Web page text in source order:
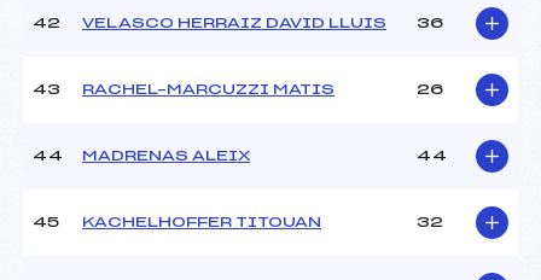
42 VELASCO HERRAIZ DAVID LLUIS 36
43 RACHEL–MARCUZZI MATIS 26
44 MADRENAS ALEIX 44
45 KACHELHOFFER TITOUAN 32